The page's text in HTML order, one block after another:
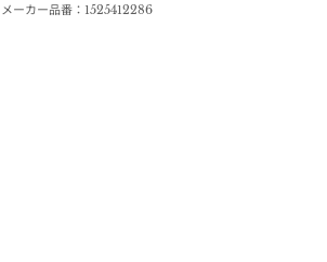
メーカー品番：1525412286